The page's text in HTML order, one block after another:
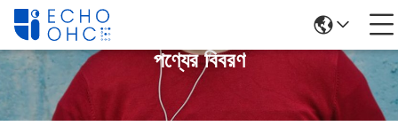
পণ্যের বিবরণ